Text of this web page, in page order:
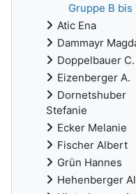
Gruppe B bis
Atic Ena
Dammayr
Doppelbauer C.
Eizenberger A.
Dornetshuber
Stefanie
Ecker Melanie
Fischer Albert
Grün Hannes
Hehenberger